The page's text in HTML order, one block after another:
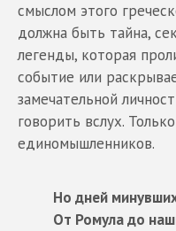
смыслом этого
должна быть тайна,
легенды, которая
событие или
замечательной
говорить вслух.
единомышленников.
Но дней
От Ромула до